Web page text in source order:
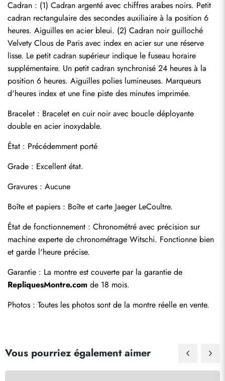
Cadran : (1) Cadran argenté avec chiffres arabes noirs. Petit
cadran rectangulaire des secondes auxiliaire à la position 6
heures. Aiguilles en acier bleui. (2) Cadran noir guilloché
Velvety Clous de Paris avec index en acier sur une réserve
lisse. Le petit cadran supérieur indique le fuseau horaire
supplémentaire. Un petit cadran synchronisé 24 heures à la
position 6 heures. Aiguilles polies lumineuses. Marqueurs
d'heures index et une fine piste des minutes imprimée.
Bracelet : Bracelet en cuir noir avec boucle déployante
double en acier inoxydable.
État : Précédemment porté
Grade : Excellent état.
Gravures : Aucune
Boîte et papiers : Boîte et carte Jaeger LeCoultre.
État de fonctionnement : Chronométré avec précision sur
machine experte de chronométrage Witschi. Fonctionne bien
et garde l'heure précise.
RepliquesMontre.com de 18 mois.
Photos : Toutes les photos sont de la montre réelle en vente.
Vous pourriez également aimer